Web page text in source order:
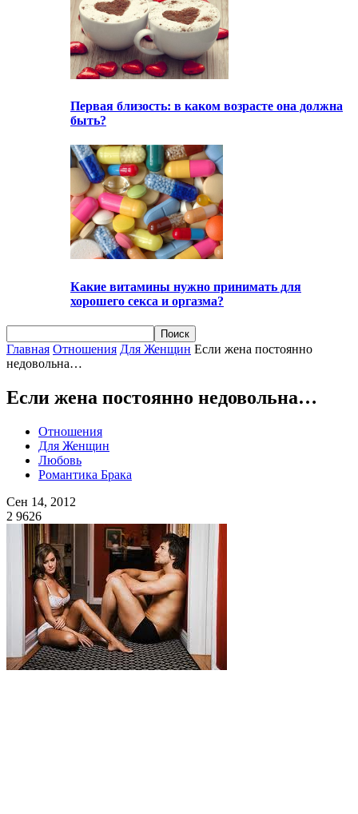
Первая близость: в каком возрасте она должна
быть?
Какие витамины нужно принимать для
хорошего секса и оргазма?
Главная Отношения Для Женщин Если жена постоянно
недовольна…
Если жена постоянно недовольна…
Отношения
Для Женщин
Любовь
Романтика Брака
Сен 14, 2012
2 9626